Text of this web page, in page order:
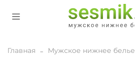
Главная Мужское нижнее белье